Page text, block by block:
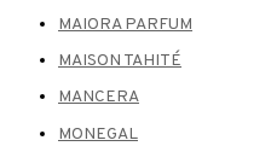
MAIORA PARFUM
MAISON TAHITÉ
MANCERA
MONEGAL